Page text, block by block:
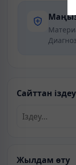
Сайттан іздеу
Жылдам өту